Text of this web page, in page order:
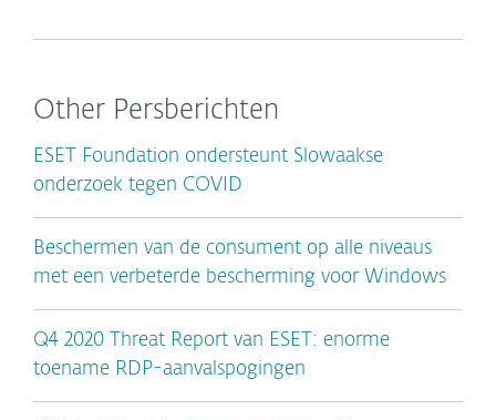
Other Persberichten
ESET Foundation ondersteunt Slowaakse
onderzoek tegen COVID
Beschermen van de consument op alle niveaus
met een verbeterde bescherming voor Windows
Q4 2020 Threat Report van ESET: enorme
toename RDP-aanvalspogingen